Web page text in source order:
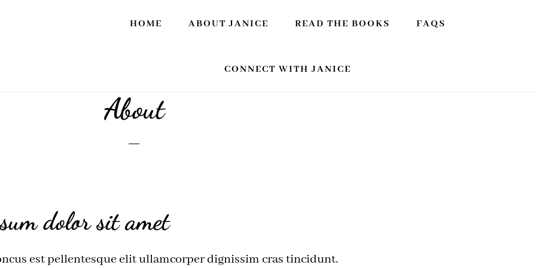
HOME ABOUT JANICE READ THE BOOKS FAQS
CONNECT WITH JANICE
About
dolor sit amet
est pellentesque elit ullamcorper dignissim cras tincidunt.